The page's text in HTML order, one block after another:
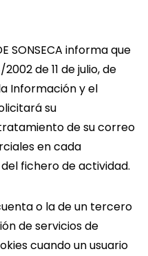
SONSECA informa que
de 11 de julio, de
Información y el
su
de su correo
en cada
fichero de actividad.
o la de un tercero
de servicios de
cuando un usuario